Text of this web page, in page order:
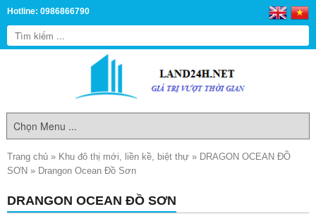
Hotline: 0986866790
Trang chủ » Khu đô thị mới, liền kề, biệt thự » DRAGON OCEAN ĐỒ
SƠN » Drangon Ocean Đồ Sơn
DRANGON OCEAN ĐỒ SƠN